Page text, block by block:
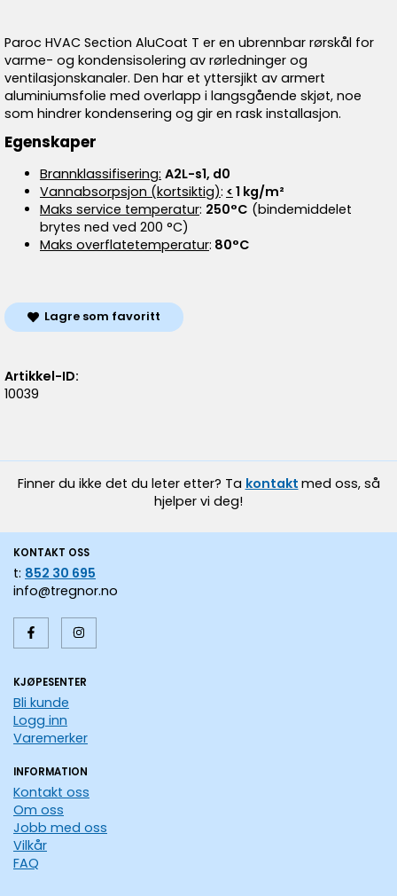
Paroc HVAC Section AluCoat T er en ubrennbar rørskål for
varme- og kondensisolering av rørledninger og
ventilasjonskanaler. Den har et yttersjikt av armert
aluminiumsfolie med overlapp i langsgående skjøt, noe
som hindrer kondensering og gir en rask installasjon.
Egenskaper
Brannklassifisering: A2L-s1, d0
Vannabsorpsjon (kortsiktig): < 1 kg/m²
Maks service temperatur: 250°C (bindemiddelet
brytes ned ved 200 °C)
Maks overflatetemperatur: 80°C
Lagre som favoritt
Artikkel-ID:
10039
Finner du ikke det du leter etter? Ta kontakt med oss, så
hjelper vi deg!
KONTAKT OSS
t: 852 30 695
info@tregnor.no
KJØPESENTER
Bli kunde
Logg inn
Varemerker
INFORMATION
Kontakt oss
Om oss
Jobb med oss
Vilkår
FAQ